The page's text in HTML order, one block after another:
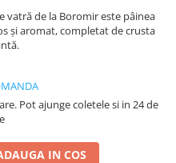
vatră de la Boromir este pâinea
și aromat, completat de crusta
Pot ajunge coletele si in 24 de
IN COS